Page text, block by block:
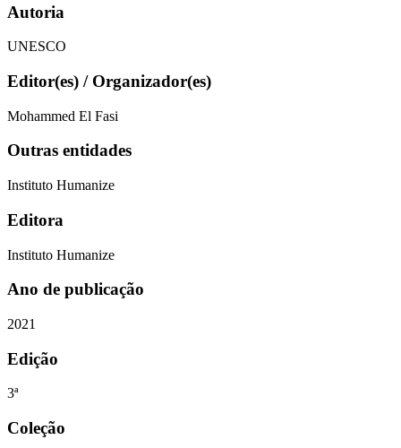
Autoria
UNESCO
Editor(es) / Organizador(es)
Mohammed El Fasi
Outras entidades
Instituto Humanize
Editora
Instituto Humanize
Ano de publicação
2021
Edição
3ª
Coleção